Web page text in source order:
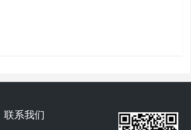
联系我们